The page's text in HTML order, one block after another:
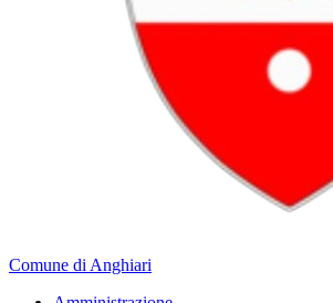
Comune di Anghiari